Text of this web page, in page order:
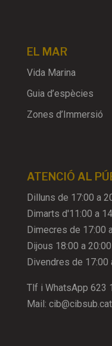
EL MAR
Vida Marina
Guia d’espècies
Zones d’Immersió
ATENCIÓ AL
Dilluns de 17:00 a
Dimarts d'11:00 a
Dimecres de 17:00
Dijous 18:00 a 20:00
Divendres de 17:00
Tlf i WhatsApp 623
Mail: cib@cibsub.cat